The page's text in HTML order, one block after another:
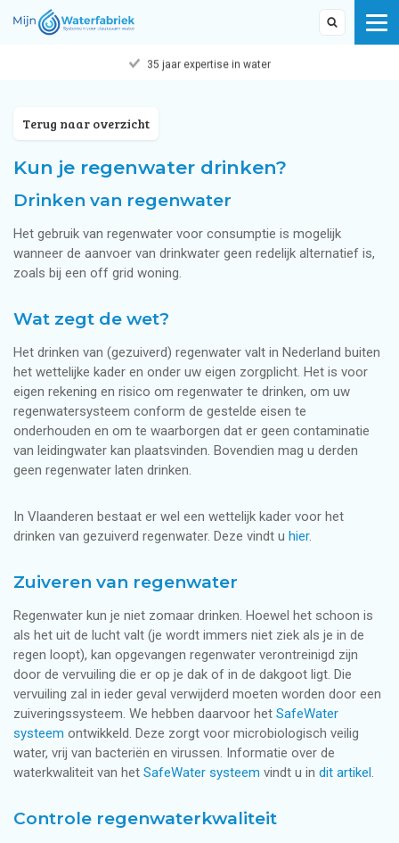
35 jaar expertise in water
Terug naar overzicht
Kun je regenwater drinken?
Drinken van regenwater
Het gebruik van regenwater voor consumptie is mogelijk
wanneer de aanvoer van drinkwater geen redelijk alternatief is,
zoals bij een off grid woning.
Wat zegt de wet?
Het drinken van (gezuiverd) regenwater valt in Nederland buiten
het wettelijke kader en onder uw eigen zorgplicht. Het is voor
eigen rekening en risico om regenwater te drinken, om uw
regenwatersysteem conform de gestelde eisen te
onderhouden en om te waarborgen dat er geen contaminatie
van leidingwater kan plaatsvinden. Bovendien mag u derden
geen regenwater laten drinken.
In Vlaanderen bestaat er wel een wettelijk kader voor het
drinken van gezuiverd regenwater. Deze vindt u hier.
Zuiveren van regenwater
Regenwater kun je niet zomaar drinken. Hoewel het schoon is
als het uit de lucht valt (je wordt immers niet ziek als je in de
regen loopt), kan opgevangen regenwater verontreinigd zijn
door de vervuiling die er op je dak of in de dakgoot ligt. Die
vervuiling zal in ieder geval verwijderd moeten worden door een
zuiveringssysteem. We hebben daarvoor het SafeWater
systeem ontwikkeld. Deze zorgt voor microbiologisch veilig
water, vrij van bacteriën en virussen. Informatie over de
waterkwaliteit van het SafeWater systeem vindt u in dit artikel.
Controle regenwaterkwaliteit